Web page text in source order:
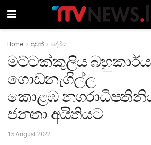
Home පුවත් දේශීය
මට්ටක්කුලිය බහුකාර්ය
ගොඩනැගිල්ල
කොළඹ
ජනතා අයිතියට
15 August 2022